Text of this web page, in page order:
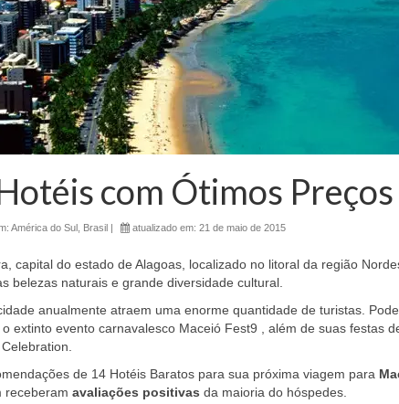
com Ótimos
América do Sul Brasil | atualizado em: 21 de maio de 2015
capital do estado de Alagoas, localizado no litoral da região
belezas naturais e grande diversidade cultural.
anualmente atraem uma enorme quantidade de turistas.
extinto evento carnavalesco Maceió Fest9 , além de suas festas
de 14 Hotéis Baratos para sua próxima viagem para
receberam avaliações positivas da maioria do hóspedes.